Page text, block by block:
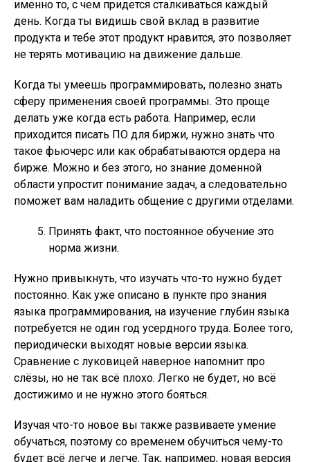
именно то, с чем придется сталкиваться каждый
день. Когда ты видишь свой вклад в развитие
продукта и тебе этот продукт нравится, это позволяет
не терять мотивацию на движение дальше.
Когда ты умеешь программировать, полезно знать
сферу применения своей программы. Это проще
делать уже когда есть работа. Например, если
приходится писать ПО для биржи, нужно знать что
такое фьючерс или как обрабатываются ордера на
бирже. Можно и без этого, но знание доменной
области упростит понимание задач, а следовательно
поможет вам наладить общение с другими отделами.
Принять факт, что постоянное обучение это
норма жизни.
Нужно привыкнуть, что изучать что-то нужно будет
постоянно. Как уже описано в пункте про знания
языка программирования, на изучение глубин языка
потребуется не один год усердного труда. Более того,
периодически выходят новые версии языка.
Сравнение с луковицей наверное напомнит про
слёзы, но не так всё плохо. Легко не будет, но всё
достижимо и не нужно этого бояться.
Изучая что-то новое вы также развиваете умение
обучаться, поэтому со временем обучиться чему-то
будет всё легче и легче. Так, например, новая версия